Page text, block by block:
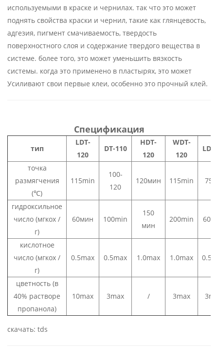
используемыми в краске и чернилах. так что это может
поднять свойства краски и чернил, такие как глянцевость,
адгезия, пигмент смачиваемость, твердость
поверхностного слоя и содержание твердого вещества в
системе. более того, это может уменьшить вязкость
системы. когда это применено в пластырях, это может
Усиливают свои первые клеи, особенно это прочный клей.
Спецификация
тип
LDT-
120
DT-110
HDT-
120
WDT-
120
точка
размягчения
(℃)
115min
100-
120
120мин 115min 75-
гидроксильное
число (мгкох /
г)
60мин 100min
150
мин
200min
кислотное
число (мгкох /
г)
0.5max 0.5max 1.0max 1.0max
цветность (в
40% растворе
пропанола)
10max 3max / 3max
скачать: tds